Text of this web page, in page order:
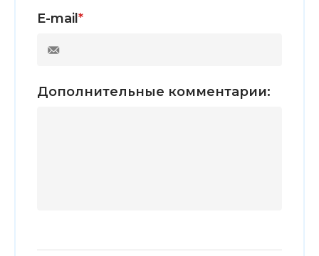
E-mail *
Дополнительные комментарии: